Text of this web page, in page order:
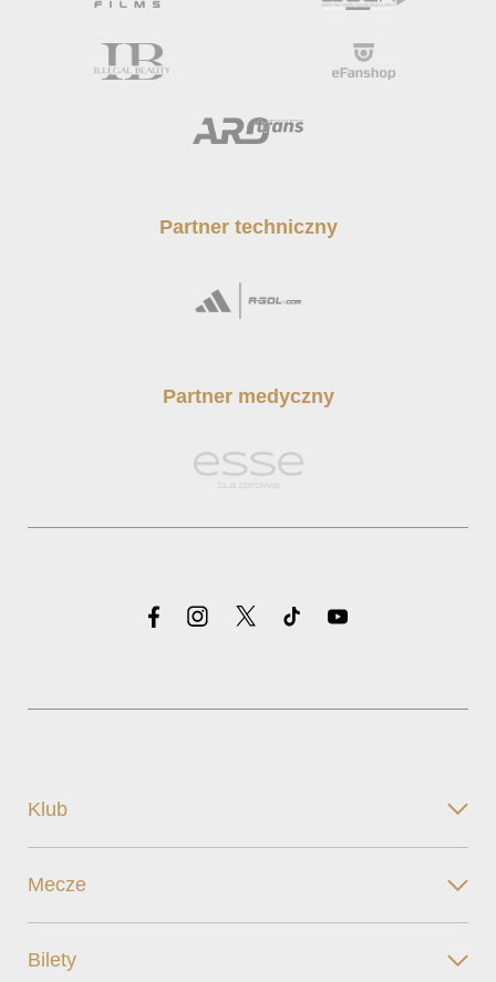
Partner techniczny
Partner medyczny
Klub
Mecze
Bilety